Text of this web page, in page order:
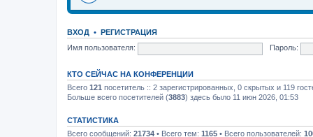
ВХОД • РЕГИСТРАЦИЯ
Имя пользователя:
Пароль:
КТО СЕЙЧАС НА КОНФЕРЕНЦИИ
Всего 121 посетитель :: 2 зарегистрированных, 0 скрытых и 119
Больше всего посетителей (3883) здесь было 11 июн 2026, 01:53
СТАТИСТИКА
Всего сообщений: 21734 • Всего тем: 1165 • Всего пользователей: